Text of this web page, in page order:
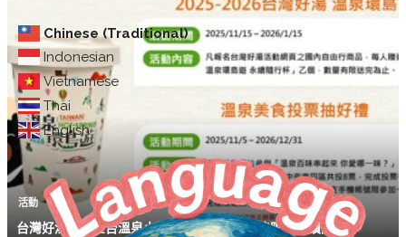
Chinese (Traditional)
Indonesian
Vietnamese
Thai
English
活動
台灣好湯打造全台溫泉小旅行 買行程送喔熊限定永續隨行杯